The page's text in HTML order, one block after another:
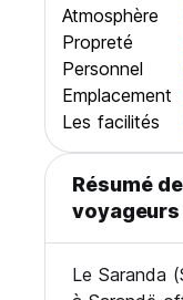
Alors,
Réservez votre
Atmosphère
Propreté
Personnel
Emplacement
Les facilités
Résumé
voyageurs
Le Saranda